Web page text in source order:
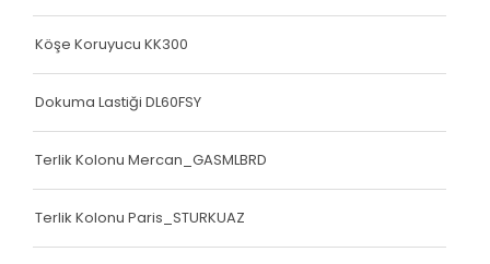
Köşe Koruyucu KK300
Dokuma Lastiği DL60FSY
Terlik Kolonu Mercan_GASMLBRD
Terlik Kolonu Paris_STURKUAZ